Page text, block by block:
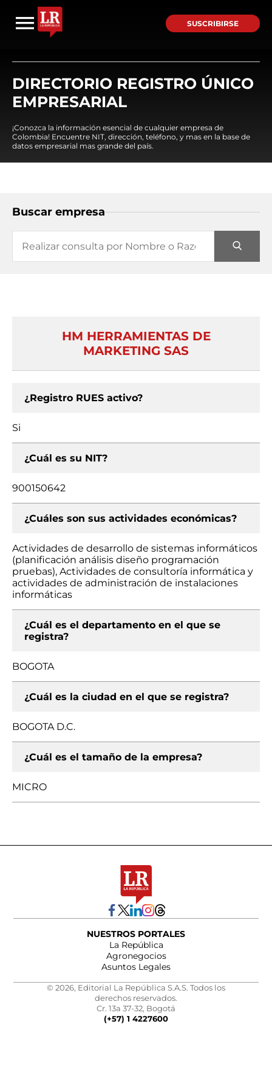
SUSCRIBIRSE
DIRECTORIO REGISTRO ÚNICO
EMPRESARIAL
¡Conozca la información esencial de cualquier empresa de
Colombia! Encuentre NIT, dirección, teléfono, y mas en la base de
datos empresarial mas grande del país.
Buscar empresa
HM HERRAMIENTAS DE
MARKETING SAS
¿Registro RUES activo?
Si
¿Cuál es su NIT?
900150642
¿Cuáles son sus actividades económicas?
Actividades de desarrollo de sistemas informáticos
(planificación análisis diseño programación
pruebas), Actividades de consultoría informática y
actividades de administración de instalaciones
informáticas
¿Cuál es el departamento en el que se
registra?
BOGOTA
¿Cuál es la ciudad en el que se registra?
BOGOTA D.C.
¿Cuál es el tamaño de la empresa?
MICRO
NUESTROS PORTALES
La República
Agronegocios
Asuntos Legales
© 2026, Editorial La República S.A.S. Todos los
derechos reservados.
Cr. 13a 37-32, Bogotá
(+57) 1 4227600